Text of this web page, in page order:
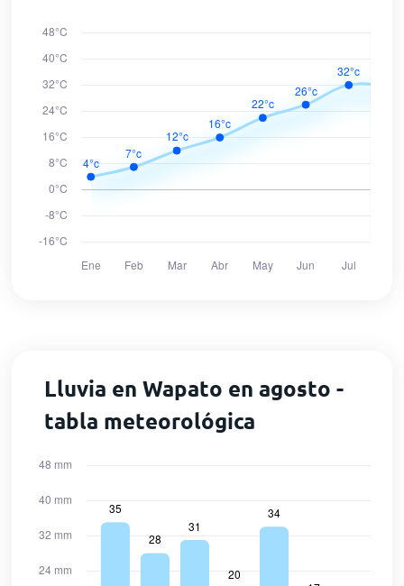
Lluvia en Wapato en agosto -
tabla meteorológica